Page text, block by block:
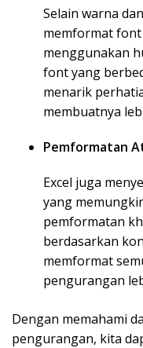
Selain warna
memformat
menggunakan
font yang
menarik
membuatnya
Pemformatan
Excel juga
yang
pemformatan
berdasarkan
memformat
pengurangan
Dengan memahami
pengurangan, kita